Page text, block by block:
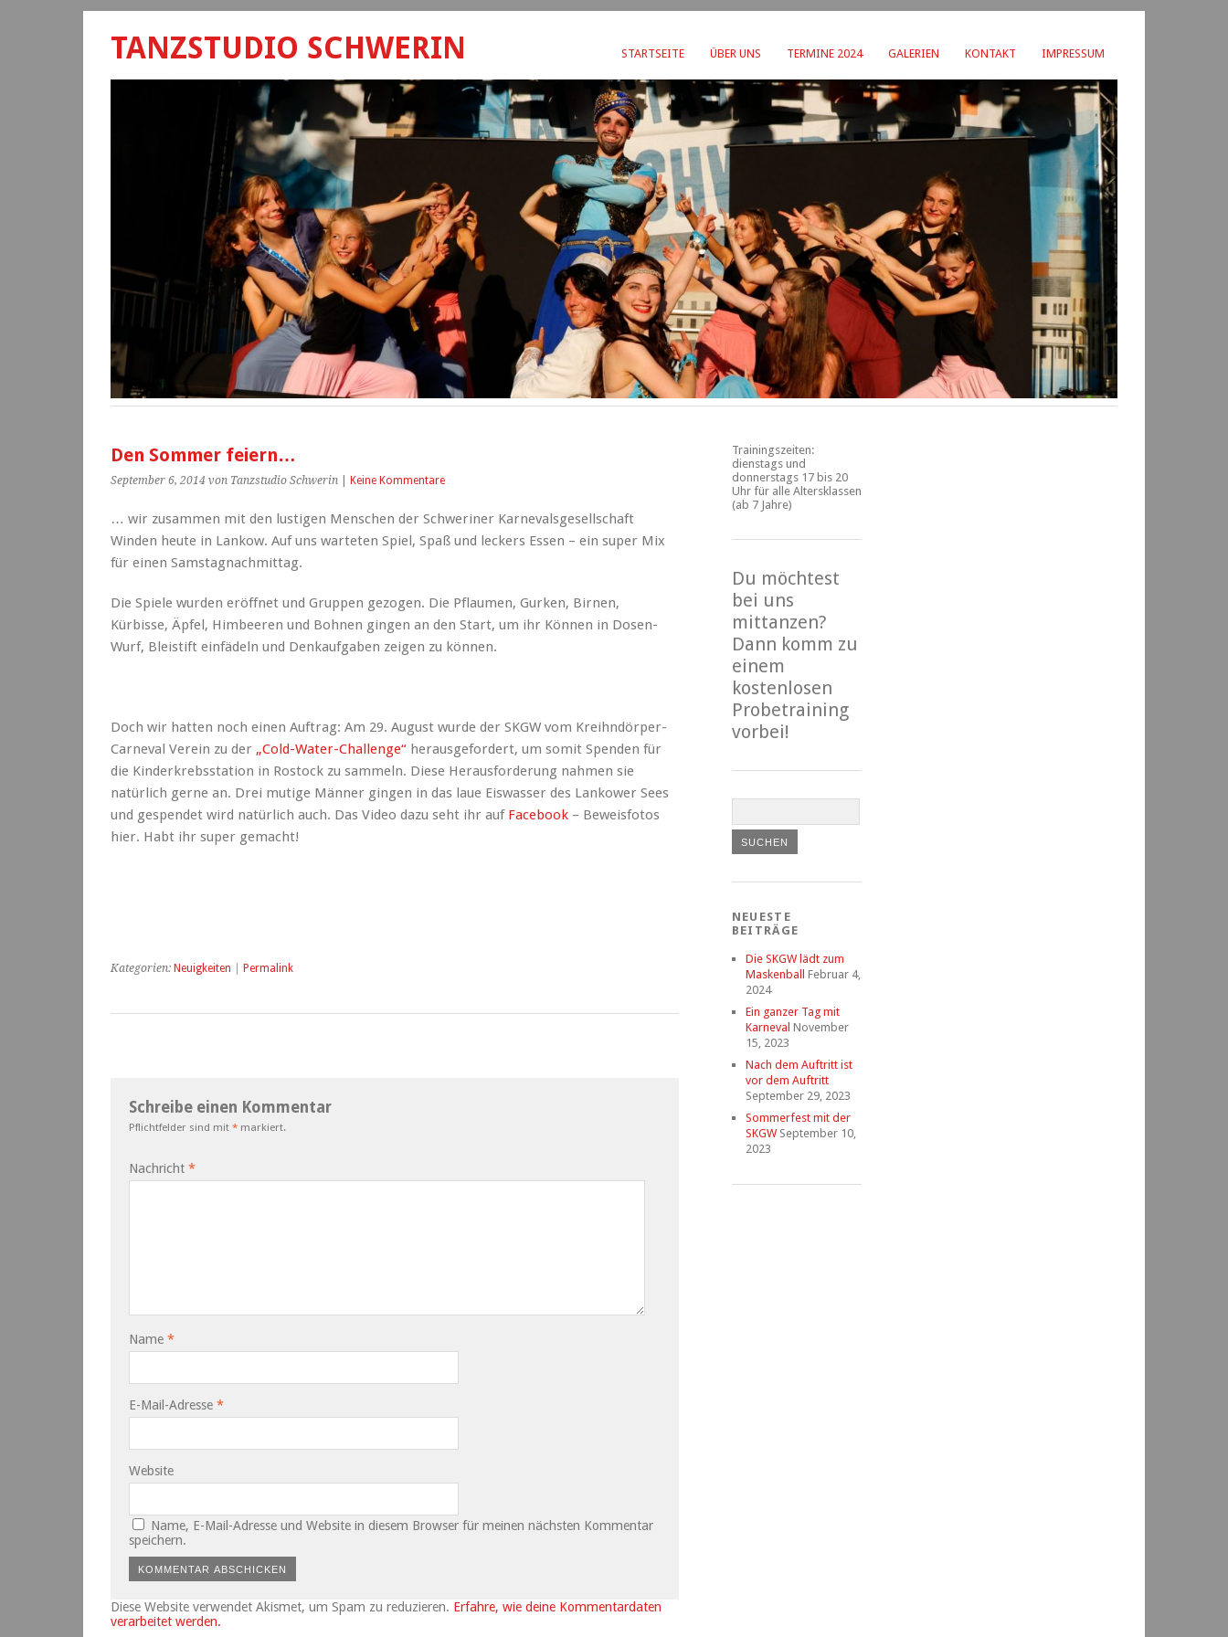
STARTSEITE ÜBER UNS TERMINE 2024 GALERIEN KONTAKT IMPRESSUM
TANZSTUDIO SCHWERIN
Den Sommer feiern…
September 6, 2014 von Tanzstudio Schwerin Keine Kommentare
… wir zusammen mit den lustigen Menschen der Schweriner Karnevalsgesellschaft
Winden heute in Lankow. Auf uns warteten Spiel, Spaß und leckers Essen – ein super Mix
für einen Samstagnachmittag.
Die Spiele wurden eröffnet und Gruppen gezogen. Die Pflaumen, Gurken, Birnen,
Kürbisse, Äpfel, Himbeeren und Bohnen gingen an den Start, um ihr Können in Dosen-
Wurf, Bleistift einfädeln und Denkaufgaben zeigen zu können.
Doch wir hatten noch einen Auftrag: Am 29. August wurde der SKGW vom Kreihndörper-
Carneval Verein zu der „Cold-Water-Challenge“ herausgefordert, um somit Spenden für
die Kinderkrebsstation in Rostock zu sammeln. Diese Herausforderung nahmen sie
natürlich gerne an. Drei mutige Männer gingen in das laue Eiswasser des Lankower Sees
und gespendet wird natürlich auch. Das Video dazu seht ihr auf Facebook – Beweisfotos
hier. Habt ihr super gemacht!
Kategorien: Neuigkeiten Permalink
Schreibe einen Kommentar
Pflichtfelder sind mit * markiert.
Nachricht *
Name *
E-Mail-Adresse *
Website
Name, E-Mail-Adresse und Website in diesem Browser für meinen nächsten Kommentar
speichern.
Diese Website verwendet Akismet, um Spam zu reduzieren. Erfahre, wie deine Kommentardaten
verarbeitet werden.
Trainingszeiten:
dienstags und
donnerstags 17 bis 20
Uhr für alle Altersklassen
(ab 7 Jahre)
Du möchtest
bei uns
mittanzen?
Dann komm zu
einem
kostenlosen
Probetraining
vorbei!
NEUESTE
BEITRÄGE
Die SKGW lädt zum
Maskenball
Februar 4,
2024
Ein ganzer Tag mit
Karneval November
15, 2023
Nach dem Auftritt ist
vor dem Auftritt
September 29, 2023
Sommerfest mit der
SKGW September 10,
2023